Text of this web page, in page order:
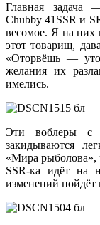
Главная задача
Chubby 41SSR и
весомое. Я на них
этот товарищ,
«Оторвёшь —
желания их
имелись.
Эти воблеры с
закидываются
«Мира рыболова»,
SSR-ка идёт на
изменений пойдёт